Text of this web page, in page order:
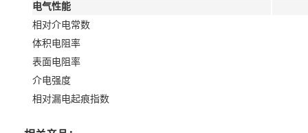
电气性能
相对介电常数
体积电阻率
表面电阻率
介电强度
相对漏电起痕指数